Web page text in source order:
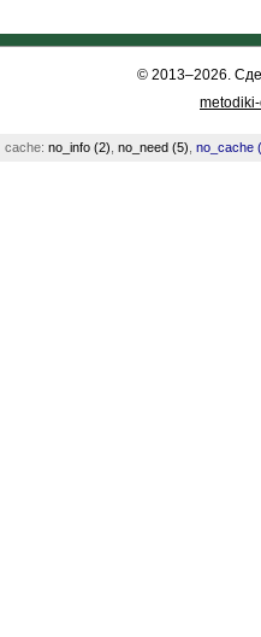
© 2013–2026.
cache: no_info (2) no_need (5) no_cache